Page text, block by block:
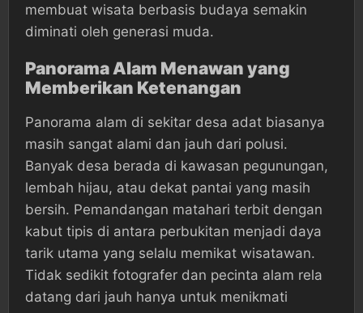
membuat wisata berbasis budaya semakin
diminati oleh generasi muda.
Panorama Alam Menawan yang
Memberikan Ketenangan
Panorama alam di sekitar desa adat biasanya
masih sangat alami dan jauh dari polusi.
Banyak desa berada di kawasan pegunungan,
lembah hijau, atau dekat pantai yang masih
bersih. Pemandangan matahari terbit dengan
kabut tipis di antara perbukitan menjadi daya
tarik utama yang selalu memikat wisatawan.
Tidak sedikit fotografer dan pecinta alam rela
datang dari jauh hanya untuk menikmati